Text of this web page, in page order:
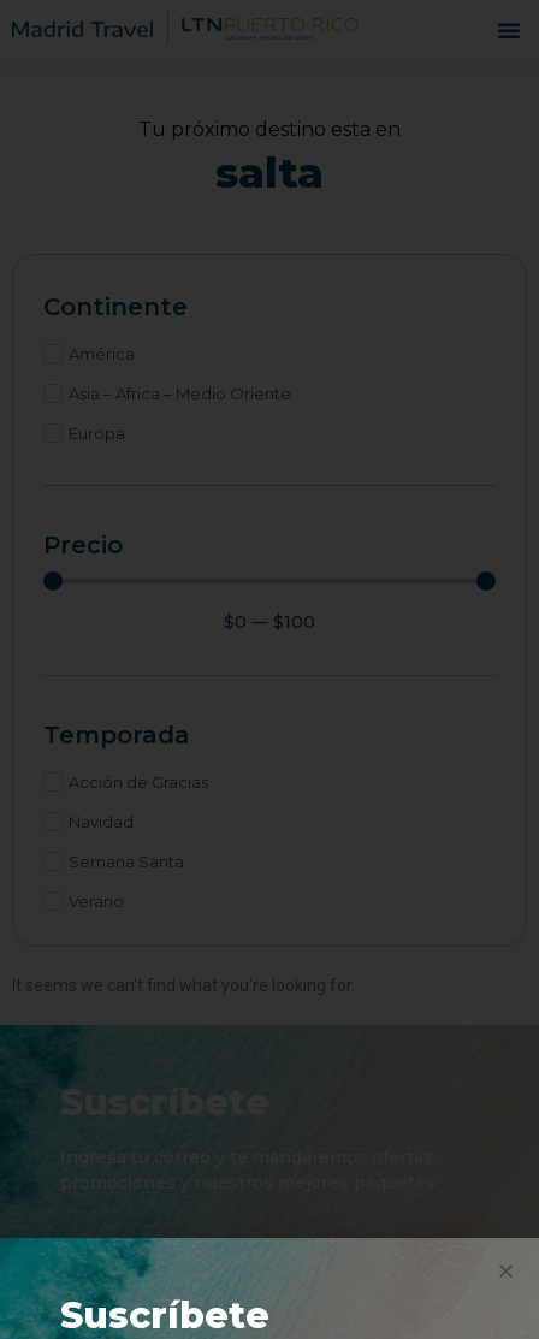
Tu próximo destino esta en
salta
Continente
América
Asia – Africa – Medio Oriente
Europa
Precio
$0 — $100
Temporada
Acción de Gracias
Navidad
Semana Santa
Verano
It seems we can't find what you're looking for.
Suscríbete
Ingresa tu correo y te mandaremos ofertas,
promociones y nuestros mejores paquetes.
Suscríbete